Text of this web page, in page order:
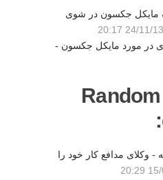
مایکل جکسون در شوی
24/11/1394
در مورد مایکل جکسون -
Random
وکلای مدافع کار خود را
15/